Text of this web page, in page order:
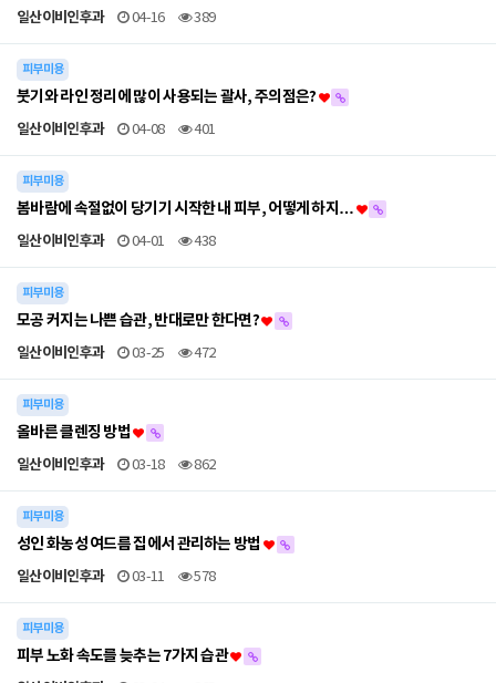
일산이비인후과 04-16 389
피부미용
붓기와 라인 정리에 많이 사용되는 괄사, 주의점은?
일산이비인후과 04-08 401
피부미용
봄바람에 속절없이 당기기 시작한 내 피부, 어떻게 하지…
일산이비인후과 04-01 438
피부미용
모공 커지는 나쁜 습관, 반대로만 한다면?
일산이비인후과 03-25 472
피부미용
올바른 클렌징 방법
일산이비인후과 03-18 862
피부미용
성인 화농성 여드름 집에서 관리하는 방법
일산이비인후과 03-11 578
피부미용
피부 노화 속도를 늦추는 7가지 습관